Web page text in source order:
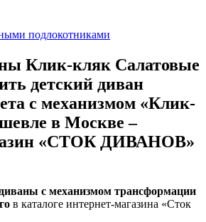
подлокотниками
Клик-кляк Салатовые
детский диван
с механизмом «Клик-
в Москве –
«СТОК ДИВАНОВ»
с механизмом трансформации
в каталоге интернет-магазина «Сток